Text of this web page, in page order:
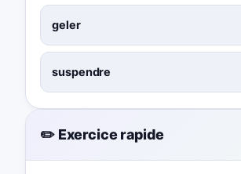
geler
suspendre
✏️ Exercice rapide